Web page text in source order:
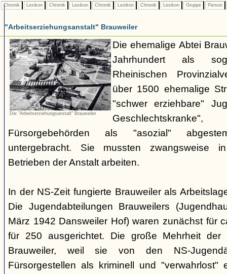
Chronik Lexikon Chronik Lexikon Chronik Lexikon Chronik Lexikon Gruppe Person
"Arbeitserziehungsanstalt" Brauweiler
Die "Arbeitserziehungsanstalt" Brauweiler
Die ehemalige Abtei
Jahrhundert als
Rheinischen
über 1500 ehemalige
"schwer erziehbare"
Fürsorgebehörden als "asozial"
untergebracht. Sie mussten zwangsweise
Betrieben der Anstalt arbeiten.
In der NS-Zeit fungierte Brauweiler als
Die Jugendabteilungen Brauweilers
März 1942 Dansweiler Hof) waren zunächst für
für 250 ausgerichtet. Die große Mehrheit der
Brauweiler, weil sie von den NS-
Fürsorgestellen als kriminell und "verwahrlost"